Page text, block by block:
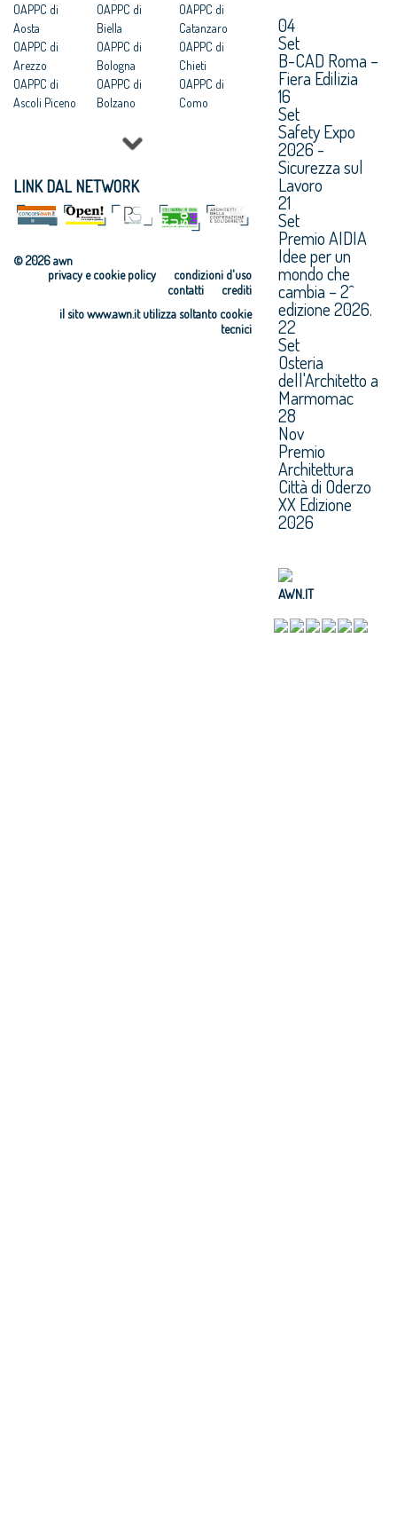
OAPPC di
Aosta
OAPPC di
Arezzo
OAPPC di
Ascoli Piceno
OAPPC di Bari
OAPPC di
Barletta-
OAPPC di
Biella
OAPPC di
Bologna
OAPPC di
Bolzano
Brescia
Brindisi
OAPPC di
Cagliari
OAPPC di
Catanzaro
OAPPC di
Chieti
OAPPC di
Como
Crotone
OAPPC di
LINK DAL NETWORK
© 2026 awn
condizioni d'uso
privacy e cookie policy
crediti
contatti
il sito www.awn.it utilizza soltanto cookie
tecnici
04
Set
B-CAD Roma –
Fiera Edilizia
16
Set
Safety Expo
2026 -
Sicurezza sul
Lavoro
21
Set
Premio AIDIA
Idee per un
mondo che
cambia – 2^
edizione 2026.
22
Set
Osteria
dell'Architetto a
Marmomac
28
Nov
Premio
Architettura
Città di Oderzo
XX Edizione
2026
AWN.IT